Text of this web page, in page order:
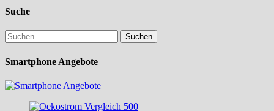
Suche
Suchen
nach:
Smartphone Angebote